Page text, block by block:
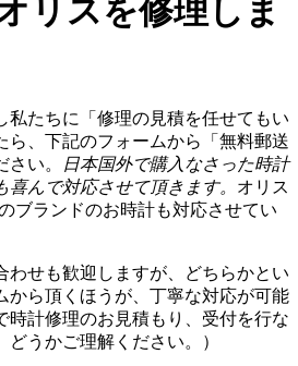
リスを修理しま
私たちに「修理の見積を任せてもい
ら、下記のフォームから「無料郵送
い。
日本国外で購入なさった時計
喜んで対応させて頂きます。 オリス
ブランドのお時計も対応させてい
わせも歓迎しますが、どちらかとい
から頂くほうが、丁寧な対応が可能
時計修理のお見積もり、受付を行な
うかご理解ください。）